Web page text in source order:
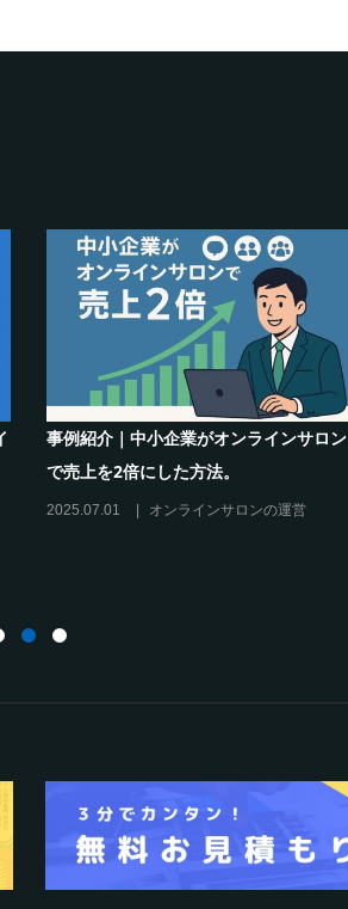
シリーズ連載【運営者のお悩み解決】～
現存のオンラインサロンをリスキリング
に活用するには？